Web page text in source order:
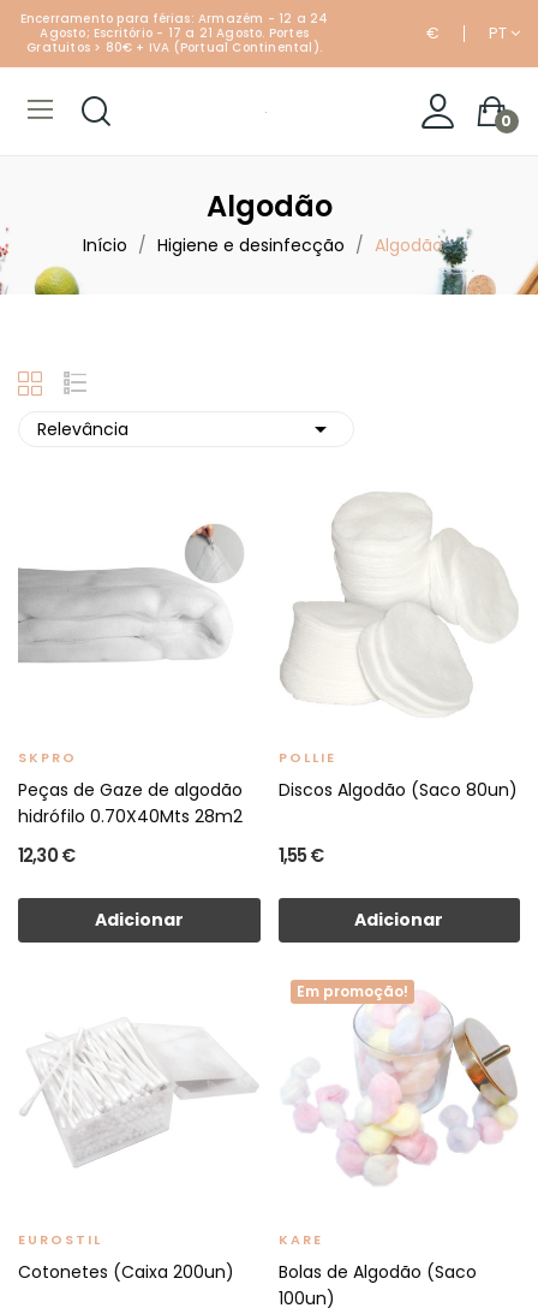
Encerramento para férias: Armazém - 12 a 24
Agosto; Escritório - 17 a 21 Agosto. Portes
Gratuitos > 80€ + IVA (Portual Continental).
€ PT
0
Algodão
Início Higiene e desinfecção Algodão
Relevância 
SKPRO
Peças de Gaze de algodão
hidrófilo 0.70X40Mts 28m2
12,30 €
Adicionar
POLLIE
Discos Algodão (Saco 80un)
1,55 €
Adicionar
EUROSTIL
Cotonetes (Caixa 200un)
Em promoção!
KARE
Bolas de Algodão (Saco
100un)